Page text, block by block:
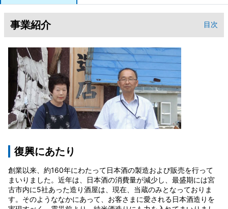
事業紹介 目次
復興にあたり
創業以来、約160年にわたって日本酒の製造および販売を行って
まいりました。近年は、日本酒の消費量が減少し、最盛期には宮
古市内に5社あった造り酒屋は、現在、当蔵のみとなっておりま
す。そのようななかにあって、お客さまに愛される日本酒造りを